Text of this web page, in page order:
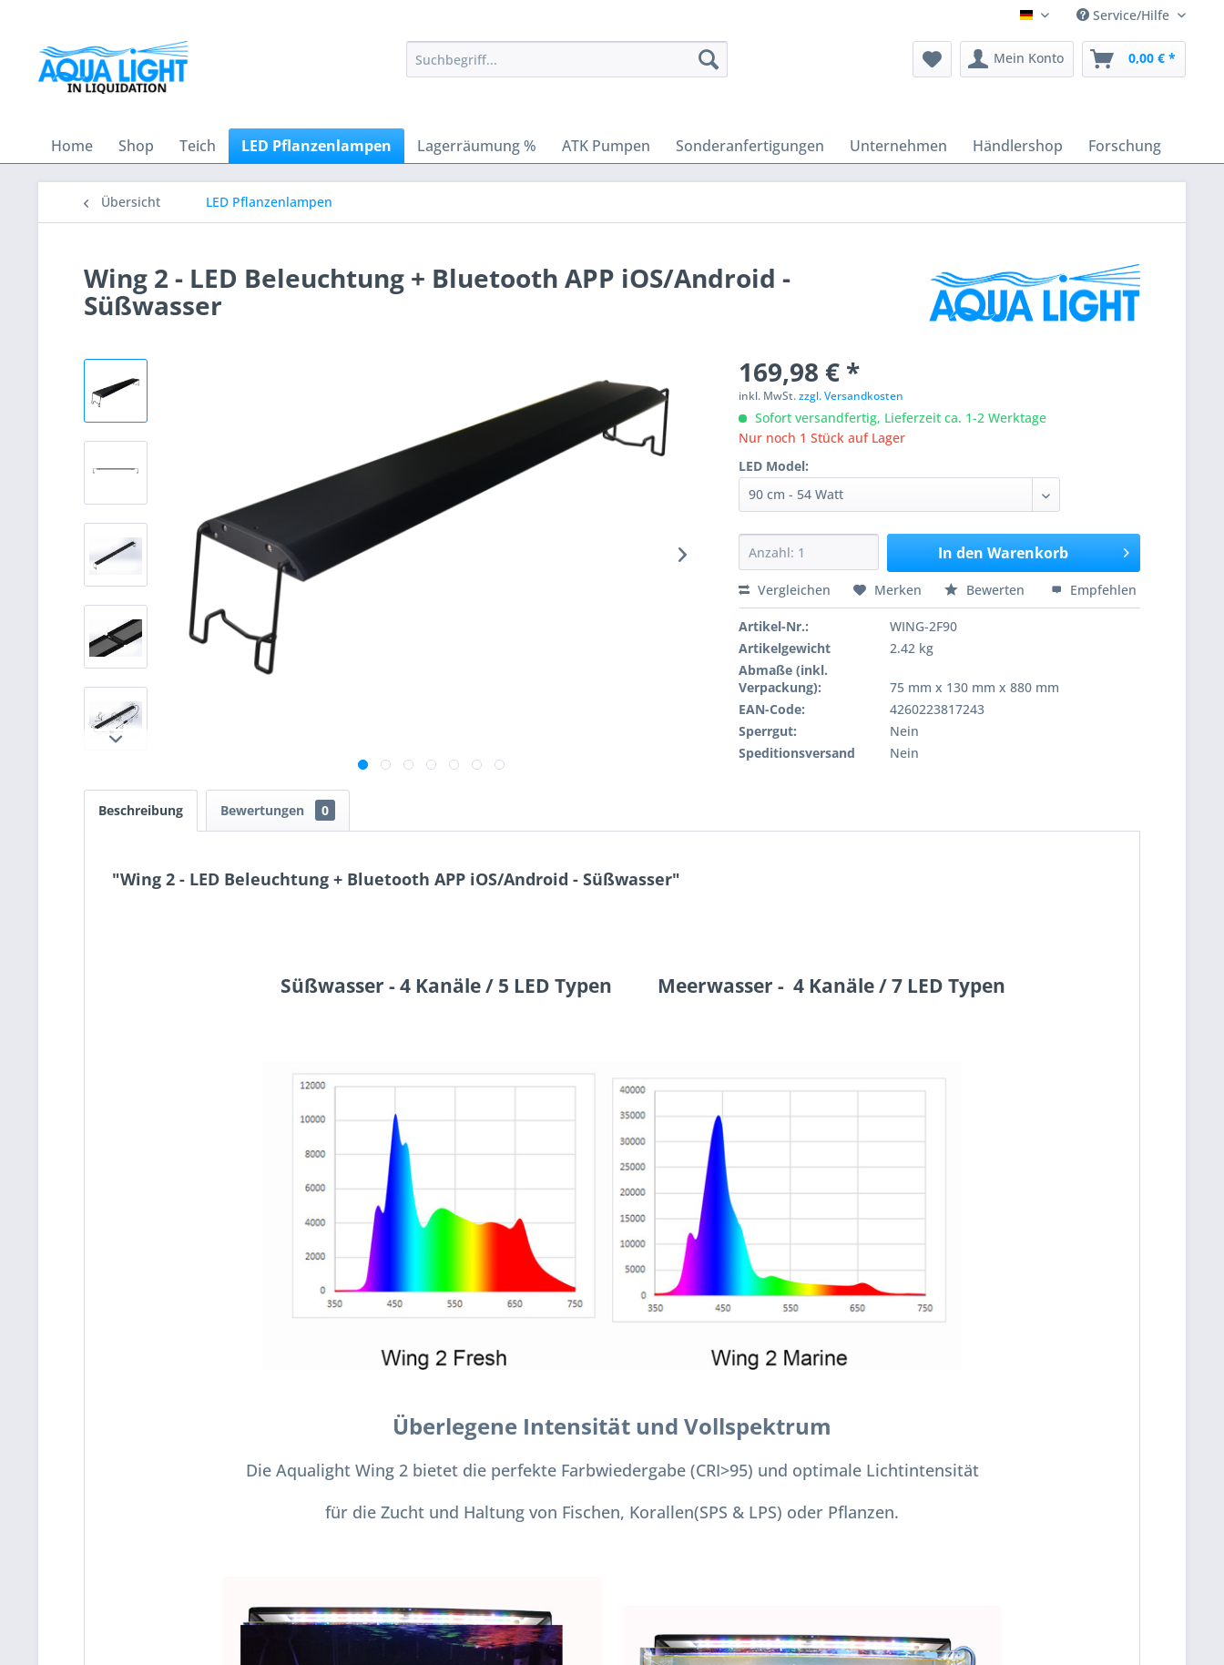
Deutsch Service/Hilfe
Mein Konto 0,00 € *
Home Shop Teich LED Pflanzenlampen Lagerräumung % ATK Pumpen Sonderanfertigungen Unternehmen Händlershop Forschung
Übersicht LED Pflanzenlampen
Wing 2 - LED Beleuchtung + Bluetooth APP iOS/Android -
Süßwasser
169,98 € *
inkl. MwSt.zzgl. Versandkosten
Sofort versandfertig, Lieferzeit ca. 1-2 Werktage
Nur noch 1 Stück auf Lager
LED Model:
In den Warenkorb
Vergleichen Merken Bewerten Empfehlen
Artikel-Nr.:
WING-2F90
Artikelgewicht
2.42 kg
Abmaße (inkl.
Verpackung):
75 mm x 130 mm x 880 mm
EAN-Code:
4260223817243
Sperrgut:
Nein
Speditionsversand
Nein
Beschreibung Bewertungen 0
"Wing 2 - LED Beleuchtung + Bluetooth APP iOS/Android - Süßwasser"
Süßwasser - 4 Kanäle / 5 LED Typen Meerwasser - 4 Kanäle / 7 LED Typen
Überlegene Intensität und Vollspektrum
Die Aqualight Wing 2 bietet die perfekte Farbwiedergabe (CRI>95) und optimale Lichtintensität
für die Zucht und Haltung von Fischen, Korallen(SPS & LPS) oder Pflanzen.